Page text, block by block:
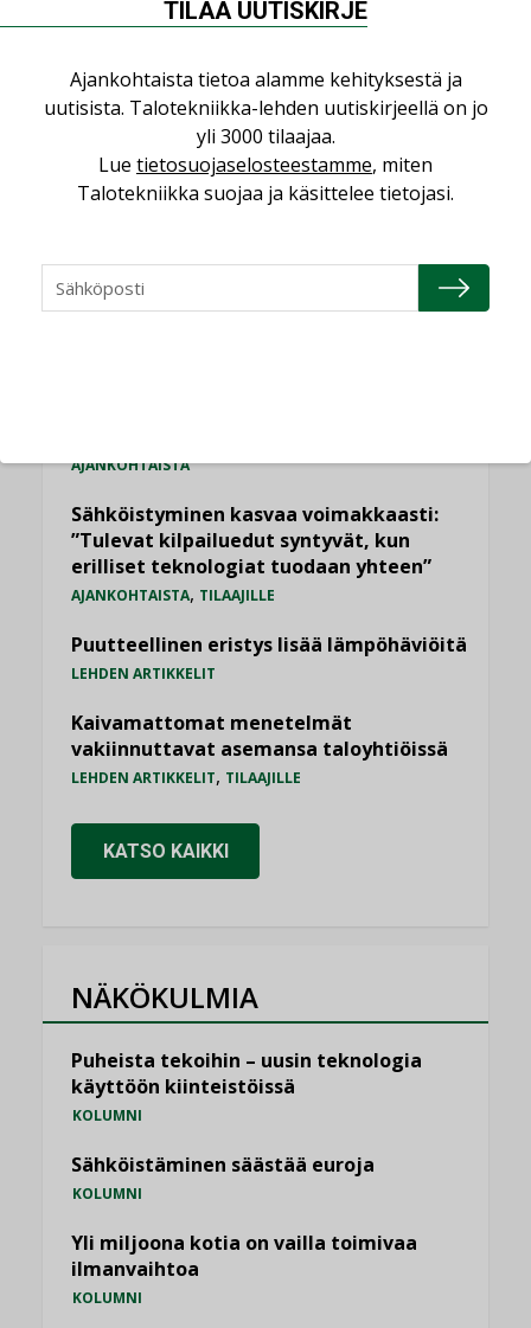
LUETUIMMAT UUTISET
Datakeskusurakointi on tekniikkalaji
LEHDEN ARTIKKELIT
AJANKOHTAISTA
Sähköistyminen kasvaa voimakkaasti:
”Tulevat kilpailuedut syntyvät, kun
erilliset teknologiat tuodaan yhteen”
AJANKOHTAISTA, TILAAJILLE
Puutteellinen eristys lisää lämpöhäviöitä
LEHDEN ARTIKKELIT
Kaivamattomat menetelmät
vakiinnuttavat asemansa taloyhtiöissä
LEHDEN ARTIKKELIT, TILAAJILLE
KATSO KAIKKI
NÄKÖKULMIA
Puheista tekoihin – uusin teknologia
käyttöön kiinteistöissä
KOLUMNI
Sähköistäminen säästää euroja
KOLUMNI
Yli miljoona kotia on vailla toimivaa
ilmanvaihtoa
KOLUMNI
TILAA UUTISKIRJE
Ajankohtaista tietoa alamme kehityksestä ja
uutisista. Talotekniikka-lehden uutiskirjeellä on jo
yli 3000 tilaajaa.
Lue tietosuojaselosteestamme, miten
Talotekniikka suojaa ja käsittelee tietojasi.